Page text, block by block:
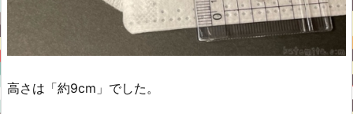
高さは「約9cm」でした。